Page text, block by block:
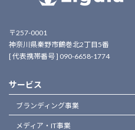
〒257-0001
神奈川県秦野市鶴巻北2丁目5番
[ 代表携帯番号 ] 090-6658-1774
サービス
ブランディング事業
メディア・IT事業